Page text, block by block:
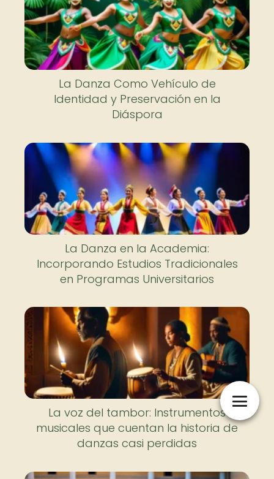
La Danza Como Vehículo de
Identidad y Preservación en la
Diáspora
La Danza en la Academia:
Incorporando Estudios Tradicionales
en Programas Universitarios
La voz del tambor: Instrumentos
musicales que cuentan la historia de
danzas casi perdidas